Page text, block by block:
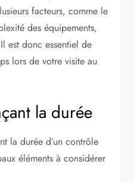
facteurs, comme le
des équipements,
est donc essentiel de
lors de votre visite au
la durée
la durée d’un contrôle
éléments à considérer